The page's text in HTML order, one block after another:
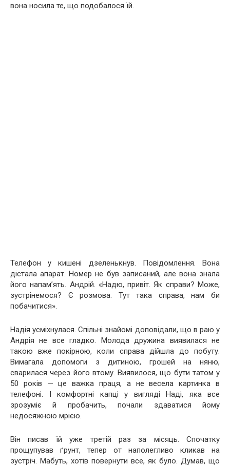
вона носила те, що подобалося їй.
Телефон у кишені дзеленькнув. Повідомлення. Вона
дістала апарат. Номер не був записаний, але вона знала
його напам’ять. Андрій. «Надю, привіт. Як справи? Може,
зустрінемося? Є розмова. Тут така справа, нам би
побачитися».
Надія усміхнулася. Спільні знайомі доповідали, що в раю у
Андрія не все гладко. Молода дружина виявилася не
такою вже покірною, коли справа дійшла до побуту.
Вимагала допомоги з дитиною, грошей на няню,
сварилася через його втому. Виявилося, що бути татом у
50 років — це важка праця, а не весела картинка в
телефоні. І комфортні капці у вигляді Наді, яка все
зрозуміє й пробачить, почали здаватися йому
недосяжною мрією.
Він писав їй уже третій раз за місяць. Спочатку
прощупував ґрунт, тепер от наполегливо кликав на
зустріч. Мабуть, хотів повернути все, як було. Думав, що